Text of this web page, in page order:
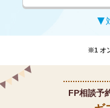
※1 オ
FP相談予